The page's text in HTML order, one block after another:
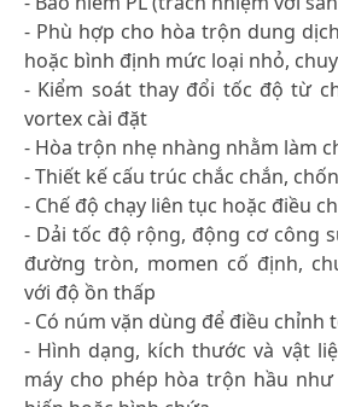
- Phù hợp cho hòa trộn dung
hoặc bình định mức loại nhỏ,
- Kiểm soát thay đổi tốc độ từ
vortex cài đặt
- Hòa trộn nhẹ nhàng nhằm làm
- Thiết kế cấu trúc chắc chắn,
- Chế độ chạy liên tục hoặc điều
- Dải tốc độ rộng, động cơ công
đường tròn, momen cố định,
với độ ồn thấp
- Có núm vặn dùng để điều chỉnh
- Hình dạng, kích thước và vật
máy cho phép hòa trộn hầu